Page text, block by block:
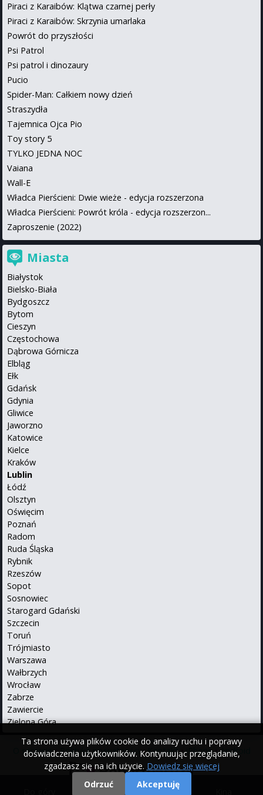
Ta strona używa plików cookie do analizy ruchu i poprawy
doświadczenia użytkowników. Kontynuując przeglądanie,
zgadzasz się na ich użycie. Dowiedz się więcej
Odrzuć
Akceptuję
Piraci z Karaibów: Klątwa czarnej perły
Piraci z Karaibów: Skrzynia umarlaka
Powrót do przyszłości
Psi Patrol
Psi patrol i dinozaury
Pucio
Spider-Man: Całkiem nowy dzień
Straszydła
Tajemnica Ojca Pio
Toy story 5
TYLKO JEDNA NOC
Vaiana
Wall-E
Władca Pierścieni: Dwie wieże - edycja rozszerzona
Władca Pierścieni: Powrót króla - edycja rozszerzon...
Zaproszenie (2022)
Miasta
Białystok
Bielsko-Biała
Bydgoszcz
Bytom
Cieszyn
Częstochowa
Dąbrowa Górnicza
Elbląg
Ełk
Gdańsk
Gdynia
Gliwice
Jaworzno
Katowice
Kielce
Kraków
Lublin
Łódź
Olsztyn
Oświęcim
Poznań
Radom
Ruda Śląska
Rybnik
Rzeszów
Sopot
Sosnowiec
Starogard Gdański
Szczecin
Toruń
Trójmiasto
Warszawa
Wałbrzych
Wrocław
Zabrze
Zawiercie
Zielona Góra
|
O serwisie•Polityka prywatności •Kontakt•iPhone•Android
© 2000 - 2026 Repertuary.pl